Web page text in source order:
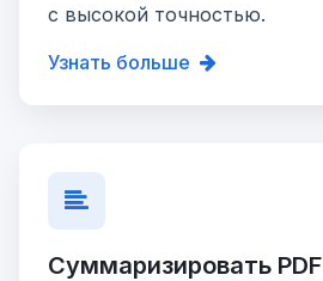
с высокой точностью.
Узнать больше
Суммаризировать PDF